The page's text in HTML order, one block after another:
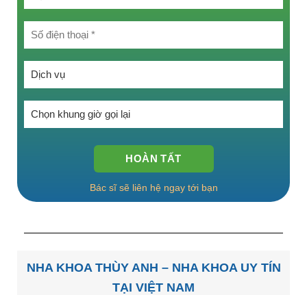
Bác sĩ sẽ liên hệ ngay tới bạn
NHA KHOA THÙY ANH – NHA KHOA UY TÍN
TẠI VIỆT NAM